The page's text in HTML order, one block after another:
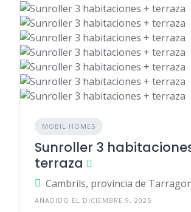
MOBIL HOMES
Sunroller 3
terraza
Cambrils, provincia de
AÑADIDO EL DICIEMBRE 9, 2025